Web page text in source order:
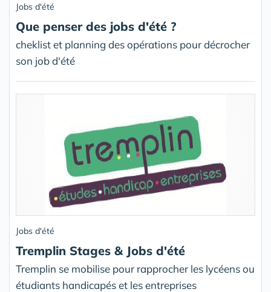
Jobs d'été
Que penser des jobs d'été ?
cheklist et planning des opérations pour décrocher
son job d'été
Jobs d'été
Tremplin Stages & Jobs d'été
Tremplin se mobilise pour rapprocher les lycéens ou
étudiants handicapés et les entreprises